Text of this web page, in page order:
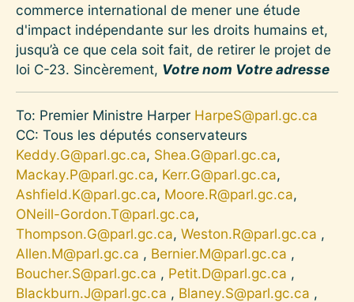
commerce international de mener une étude
d'impact indépendante sur les droits humains et,
jusqu’à ce que cela soit fait, de retirer le projet de
loi C-23. Sincèrement, Votre nom Votre adresse
To: Premier Ministre Harper HarpeS@parl.gc.ca
CC: Tous les députés conservateurs
Keddy.G@parl.gc.ca, Shea.G@parl.gc.ca,
Mackay.P@parl.gc.ca, Kerr.G@parl.gc.ca,
Ashfield.K@parl.gc.ca, Moore.R@parl.gc.ca,
ONeill-Gordon.T@parl.gc.ca,
Thompson.G@parl.gc.ca, Weston.R@parl.gc.ca ,
Allen.M@parl.gc.ca , Bernier.M@parl.gc.ca ,
Boucher.S@parl.gc.ca , Petit.D@parl.gc.ca ,
Blackburn.J@parl.gc.ca , Blaney.S@parl.gc.ca ,